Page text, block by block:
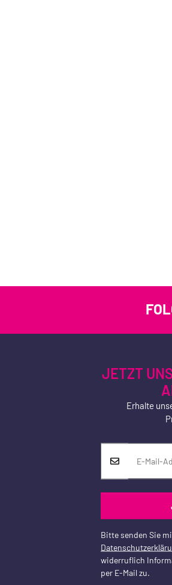
JETZT
Erhalte
Bitte senden Sie
widerruflich
per E-Mail zu.